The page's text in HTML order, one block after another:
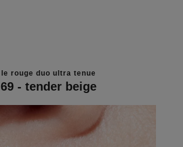
le rouge duo ultra tenue
69 - tender beige